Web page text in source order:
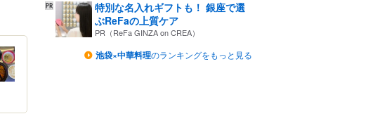
特別な名入れギフトも！ 銀座で選
ぶReFaの上質ケア
PR（ReFa GINZA on CREA）
池袋×中華料理のランキングをもっと見る